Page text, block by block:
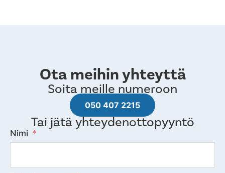
Ota meihin yhteyttä
Soita meille numeroon
050 407 2215
Tai jätä yhteydenottopyyntö
Nimi